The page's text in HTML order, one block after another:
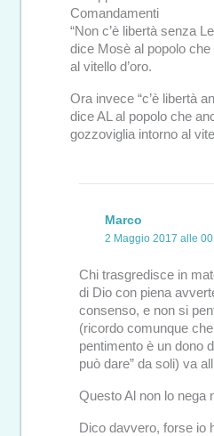
Comandamenti
“Non c’è libertà senza
dice Mosè al popolo
al vitello d’oro.
Ora invece “c’è libertà
dice AL al popolo che
gozzoviglia intorno al
Marco
2 Maggio 2017 alle
Chi trasgredisce in
di Dio con piena
consenso, e non si
(ricordo comunque
pentimento è un dono
può dare” da soli) va
Questo Al non lo nega
Dico davvero, forse io